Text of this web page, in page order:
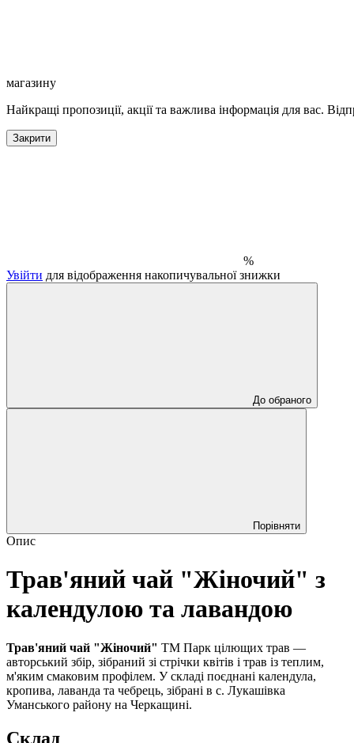
магазину
Найкращі пропозиції, акції та важлива інформація для вас.
Закрити
%
Увійти для відображення накопичувальної знижки
До обраного
Порівняти
Опис
Трав'яний чай "Жіночий" з
календулою та лавандою
Трав'яний чай "Жіночий" ТМ Парк цілющих трав —
авторський збір, зібраний зі стрічки квітів і трав із теплим,
м'яким смаковим профілем. У складі поєднані календула,
кропива, лаванда та чебрець, зібрані в с. Лукашівка
Уманського району на Черкащині.
Склад